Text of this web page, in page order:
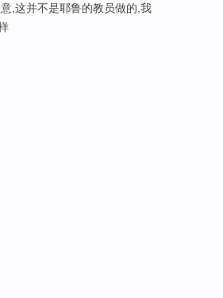
,这并不是耶鲁的教员做的,我